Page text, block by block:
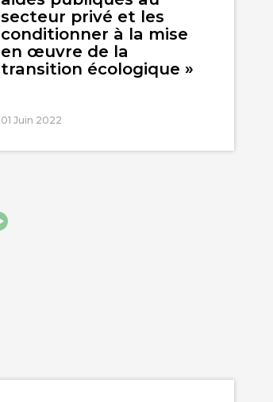
secteur privé et les
conditionner à la mise
en œuvre de la
transition écologique »
01 Juin 2022